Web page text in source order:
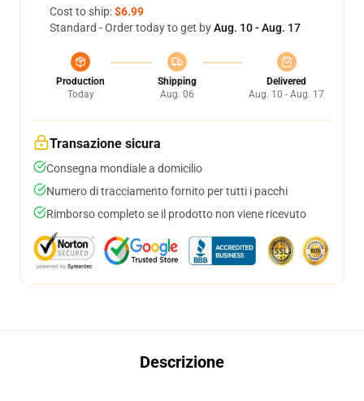
Cost to ship:$6.99
Standard - Order today to get byAug. 10 - Aug. 17
Production
Today
Shipping
Aug. 06
Delivered
Aug. 10 - Aug. 17
Transazione sicura
Consegna mondiale a domicilio
Numero di tracciamento fornito per tutti i pacchi
Rimborso completo se il prodotto non viene ricevuto
Descrizione